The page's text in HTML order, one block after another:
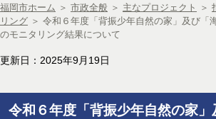
福岡市ホーム ＞ 市政全般 ＞ 主なプロジェクト ＞
リング ＞ 令和６年度「背振少年自然の家」及び「
のモニタリング結果について
更新日：2025年9月19日
令和６年度「背振少年自然の家